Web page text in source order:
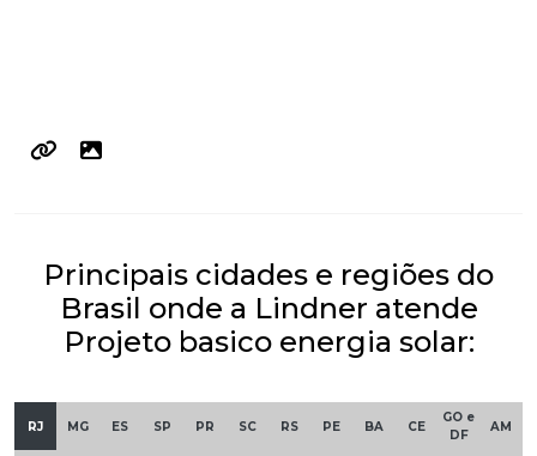
Principais cidades e regiões do
Brasil onde a Lindner atende
Projeto basico energia solar:
RJ MG ES SP PR SC RS PE BA CE
GO e
DF
AM